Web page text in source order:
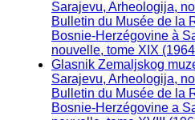
Sarajevu, Arheologija,
Bulletin du Musée de la
Bosnie-Herzégovine à
nouvelle, tome XIX
Glasnik Zemaljskog
Sarajevu, Arheologija,
Bulletin du Musée de la
Bosnie-Herzégovine a